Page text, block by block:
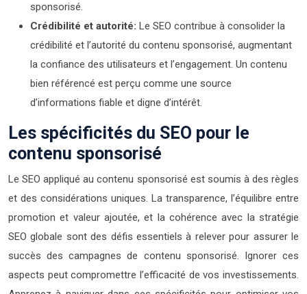
sponsorisé.
Crédibilité et autorité: Le SEO contribue à consolider la
crédibilité et l’autorité du contenu sponsorisé, augmentant
la confiance des utilisateurs et l’engagement. Un contenu
bien référencé est perçu comme une source
d’informations fiable et digne d’intérêt.
Les spécificités du SEO pour le
contenu sponsorisé
Le SEO appliqué au contenu sponsorisé est soumis à des règles
et des considérations uniques. La transparence, l’équilibre entre
promotion et valeur ajoutée, et la cohérence avec la stratégie
SEO globale sont des défis essentiels à relever pour assurer le
succès des campagnes de contenu sponsorisé. Ignorer ces
aspects peut compromettre l’efficacité de vos investissements.